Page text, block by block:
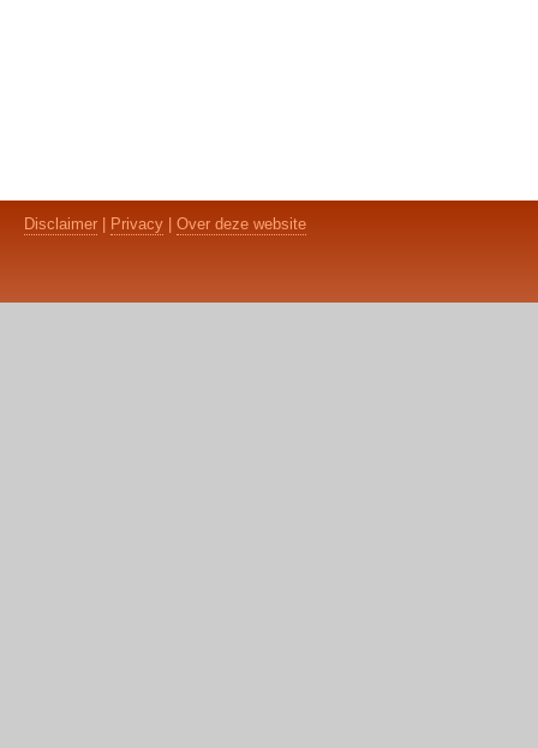
Disclaimer | Privacy | Over deze website